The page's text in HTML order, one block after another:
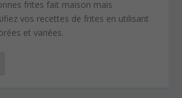
frites fait maison mais
vos recettes de frites en utilisant
et variées.